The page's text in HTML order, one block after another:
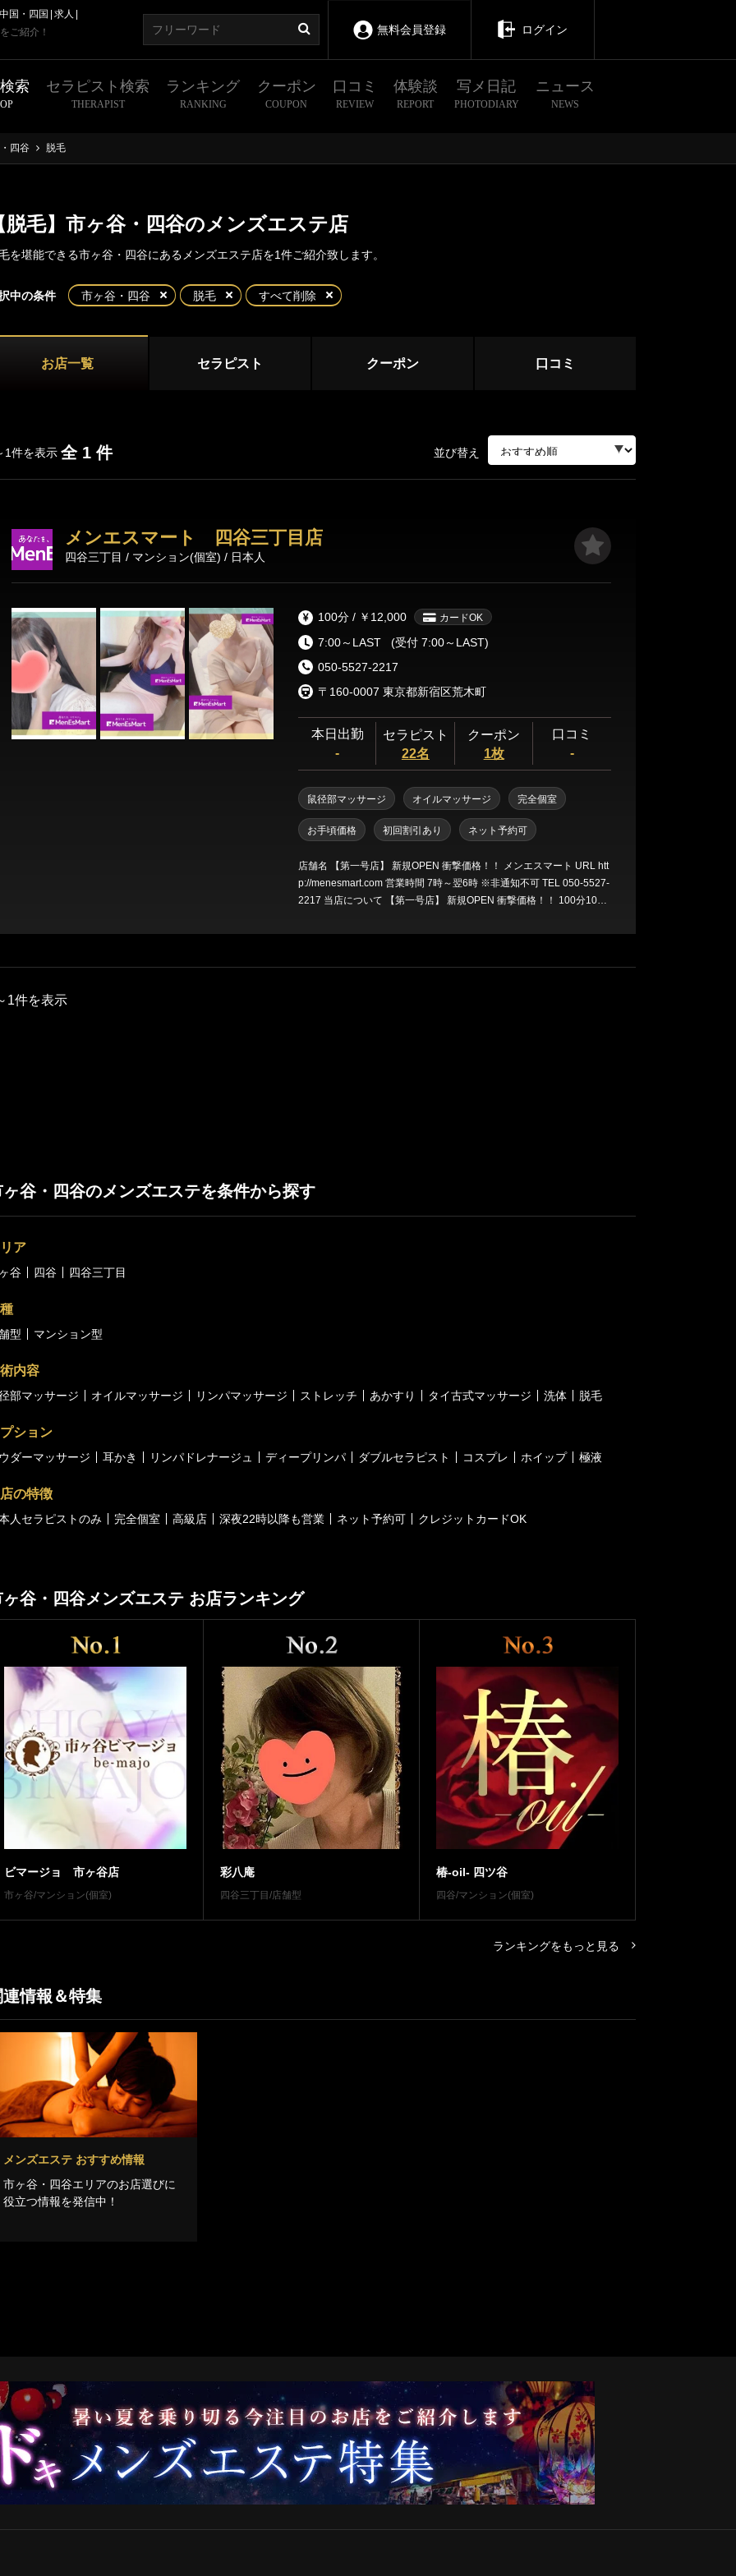
中国・四国
求人
ご紹介！
無料会員登録 ログイン
索 セラピスト検索
THERAPIST
ランキング
RANKING
クーポン
COUPON
口コミ
REVIEW
体験談
REPORT
写メ日記
PHOTODIARY
ニュース
NEWS
四谷 脱毛
脱毛】市ヶ谷・四谷のメンズエステ店
を堪能できる市ヶ谷・四谷にあるメンズエステ店を1件ご紹介致します。
中の条件 市ヶ谷・四谷 脱毛 すべて削除
お店一覧 セラピスト クーポン 口コミ
1件を表示 全 1 件 並び替え
メンエスマート 四谷三丁目店
四谷三丁目 / マンション(個室) / 日本人
100分 / ￥12,000 カードOK
7:00～LAST
(受付 7:00～LAST)
050-5527-2217
〒160-0007 東京都新宿区荒木町
本日出勤
-
セラピスト
22名
クーポン
1枚
口コミ
-
鼠径部マッサージ オイルマッサージ 完全個室
お手頃価格 初回割引あり ネット予約可
店舗名 【第一号店】 新規OPEN 衝撃価格！！ メンエスマート URL htt
p://menesmart.com 営業時間 7時～翌6時 ※非通知不可 TEL 050-5527-
2217 当店について 【第一号店】 新規OPEN 衝撃価格！！ 100分1000
ぞ！地域密着型メンズエステ
1件を表示
新宿・西東京エリア
新宿 大久保・高田馬場 中野・高円寺・荻窪
初台・幡ヶ谷・笹塚 立川・八王子・町田
池袋・大塚エリア
練馬・成増
恵比寿・渋谷・六本木エリア
恵比寿 中目黒 目黒・麻布
渋谷・代々木・表参道 六本木・赤坂・青山 三軒茶屋・自由が丘・二子玉川
銀座・新橋 人形町・茅場町・門前仲町
五反田・品川 蒲田・大森・大井町
四谷 四谷三丁目
出張
径部マッサージ オイルマッサージ リンパマッサージ
ストレッチ あかすり タイ古式マッサージ
洗体 脱毛
ヶ谷・四谷のメンズエステを条件から探す
ア
谷 四谷 四谷三丁目
型 マンション型
内容
部マッサージ オイルマッサージ リンパマッサージ ストレッチ あかすり タイ古式マッサージ 洗体 脱毛
ション
ダーマッサージ 耳かき リンパドレナージュ ディープリンパ ダブルセラピスト コスプレ ホイップ 極液
の特徴
人セラピストのみ 完全個室 高級店 深夜22時以降も営業 ネット予約可 クレジットカードOK
ヶ谷・四谷メンズエステ お店ランキング
ビマージョ 市ヶ谷店
市ヶ谷/マンション(個室)
彩八庵
四谷三丁目/店舗型
椿-oil- 四ツ谷
四谷/マンション(個室)
ランキングをもっと見る
連情報＆特集
メンズエステ おすすめ情報
市ヶ谷・四谷エリアのお店選びに
役立つ情報を発信中！